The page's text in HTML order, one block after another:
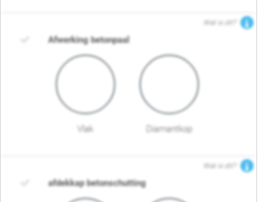
Wat is dit?
Afwerking betonpaal
Vlak Diamantkop
Wat is dit?
afdekkap betonschutting